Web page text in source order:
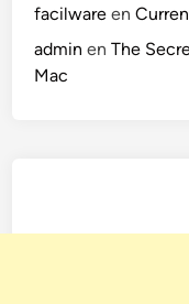
facilware en
admin enThe
Mac